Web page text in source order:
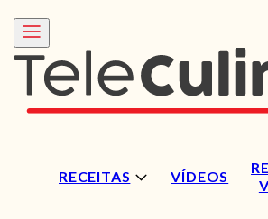
RECEITAS VÍDEOS